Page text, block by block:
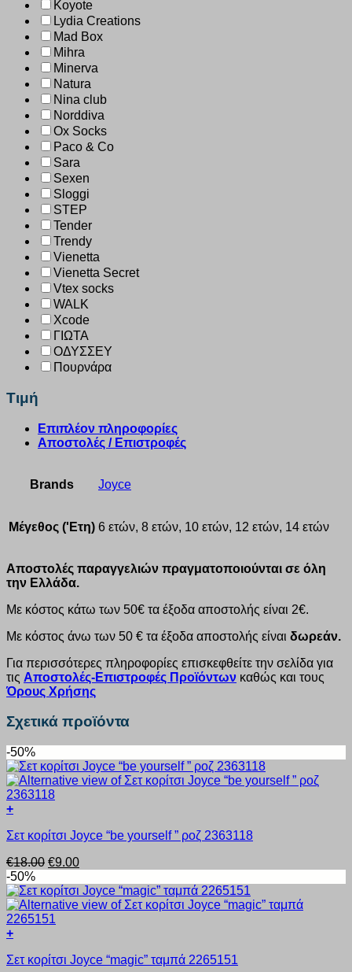
Koyote
Lydia Creations
Mad Box
Mihra
Minerva
Natura
Nina club
Norddiva
Ox Socks
Paco & Co
Sara
Sexen
Sloggi
STEP
Tender
Trendy
Vienetta
Vienetta Secret
Vtex socks
WALK
Xcode
ΓΙΩΤΑ
ΟΔΥΣΣΕΥ
Πουρνάρα
Τιμή
Επιπλέον πληροφορίες
Αποστολές / Επιστροφές
Brands Joyce
Μέγεθος ('Ετη) 6 ετών, 8 ετών, 10 ετών, 12 ετών, 14 ετών
Αποστολές παραγγελιών πραγματοποιούνται σε όλη
την Ελλάδα.
Με κόστος κάτω των 50€ τα έξοδα αποστολής είναι 2€.
Με κόστος άνω των 50 € τα έξοδα αποστολής είναι δωρεάν.
Για περισσότερες πληροφορίες επισκεφθείτε την σελίδα για
τις Αποστολές-Επιστροφές Προϊόντων καθώς και τους
Όρους Χρήσης
Σχετικά προϊόντα
-50%
+
το
έχει
πολλαπλές
παραλλαγές.
Οι
επιλογές
μπορούν
επιλεγούν
Σετ κορίτσι Joyce “be yourself ” ροζ 2363118
€18.00 Original
was:
€18.00.
€9.00Η
τιμή
είναι:
-50%
+
το
Σετ κορίτσι Joyce “magic” ταμπά 2265151